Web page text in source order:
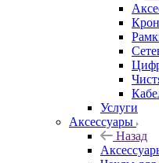
Услуги
Аксессуары
Назад